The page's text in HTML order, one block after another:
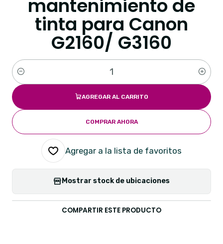
mantenimiento de
tinta para Canon
G2160/ G3160
Cantidad
AGREGAR AL CARRITO
COMPRAR AHORA
Agregar a la lista de favoritos
Mostrar stock de ubicaciones
COMPARTIR ESTE PRODUCTO